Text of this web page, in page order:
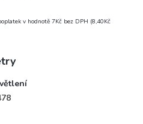
v hodnotě 7Kč bez DPH (8,40Kč